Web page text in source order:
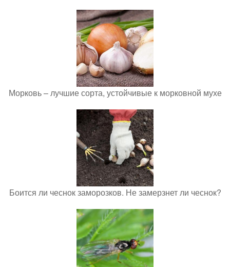
Морковь – лучшие сорта, устойчивые к морковной мухе
Боится ли чеснок заморозков. Не замерзнет ли чеснок?